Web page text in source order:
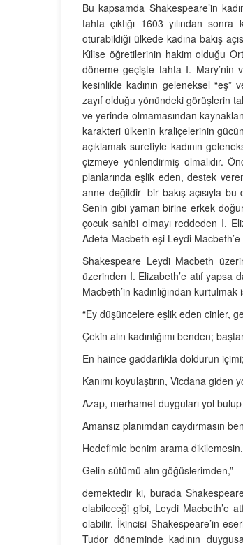
Bu kapsamda Shakespeare’in
tahta çıktığı 1603 yılından
oturabildiği ülkede kadına bakış
Kilise öğretilerinin hakim olduğu
döneme geçişte tahta I. Mary’nin
kesinlikle kadının geleneksel
zayıf olduğu yönündeki görüşlerin
ve yerinde olmamasından
karakteri ülkenin kraliçelerinin
açıklamak suretiyle kadının
çizmeye yönlendirmiş olmalıdır.
planlarında eşlik eden, destek
anne değildir- bir bakış açısıyla
Senin gibi yaman birine erkek
çocuk sahibi olmayı reddeden I.
Adeta Macbeth eşi Leydi
Shakespeare Leydi Macbeth
üzerinden I. Elizabeth’e atıf yapsa
Macbeth’in kadınlığından
“Ey düşüncelere eşlik eden cinler,
Çekin alın kadınlığımı benden;
En haince gaddarlıkla doldurun içimi;
Kanımı koyulaştırın, Vicdana giden
Azap, merhamet duyguları yol
Amansız planımdan caydırmasın
Hedefimle benim arama dikilemesin.
Gelin sütümü alın göğüslerimden,”
demektedir ki, burada
olabileceği gibi, Leydi Macbeth’e
olabilir. İkincisi Shakespeare’in
Tudor döneminde kadının